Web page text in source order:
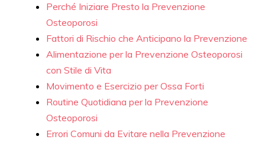
Perché Iniziare Presto la Prevenzione
Osteoporosi
Fattori di Rischio che Anticipano la Prevenzione
Alimentazione per la Prevenzione Osteoporosi
con Stile di Vita
Movimento e Esercizio per Ossa Forti
Routine Quotidiana per la Prevenzione
Osteoporosi
Errori Comuni da Evitare nella Prevenzione